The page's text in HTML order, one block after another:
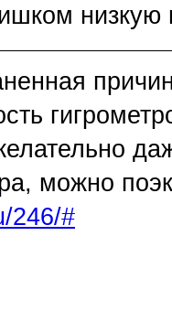
низкую
можно
246/#